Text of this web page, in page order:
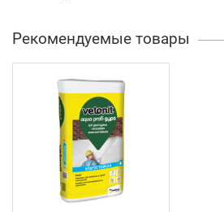
Рекомендуемые товары